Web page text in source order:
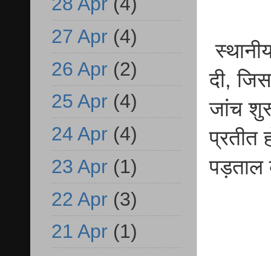
दी,
जांच
प्रतीत
पड़ताल
27 Apr (4)
26 Apr (2)
25 Apr (4)
24 Apr (4)
23 Apr (1)
22 Apr (3)
21 Apr (1)